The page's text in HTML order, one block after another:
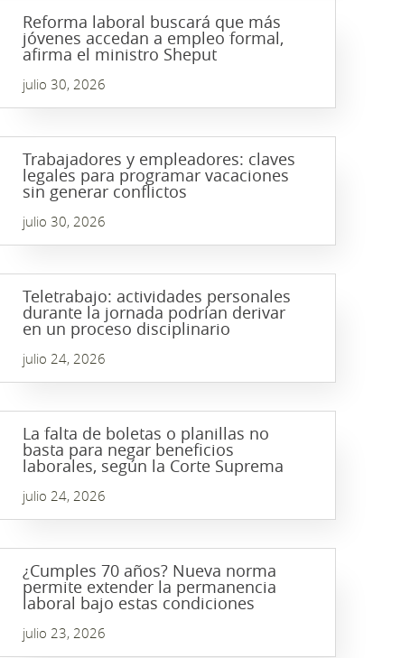
Reforma laboral buscará que más
jóvenes accedan a empleo formal,
afirma el ministro Sheput
julio 30, 2026
Trabajadores y empleadores: claves
legales para programar vacaciones
sin generar conflictos
julio 30, 2026
Teletrabajo: actividades personales
durante la jornada podrían derivar
en un proceso disciplinario
julio 24, 2026
La falta de boletas o planillas no
basta para negar beneficios
laborales, según la Corte Suprema
julio 24, 2026
¿Cumples 70 años? Nueva norma
permite extender la permanencia
laboral bajo estas condiciones
julio 23, 2026